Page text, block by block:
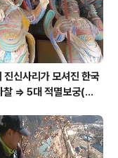
진신사리가 모셔진 한국
찰 => 5대 적멸보궁(寂